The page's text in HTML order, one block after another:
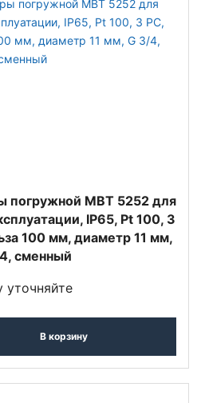
погружной MBT 5252 для
IP65, Pt 100, 3
100 мм, диаметр 11 мм,
сменный
уточняйте
В корзину